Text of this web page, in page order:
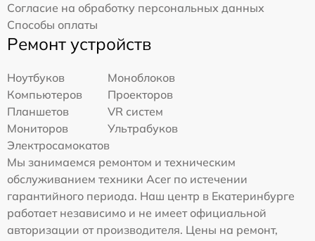
Согласие на обработку персональных данных
Способы оплаты
Ремонт устройств
Ноутбуков
Моноблоков
Компьютеров
Проекторов
Планшетов
VR систем
Мониторов
Ультрабуков
Электросамокатов
Мы занимаемся ремонтом и техническим
обслуживанием техники Acer по истечении
гарантийного периода. Наш центр в Екатеринбурге
работает независимо и не имеет официальной
авторизации от производителя. Цены на ремонт,